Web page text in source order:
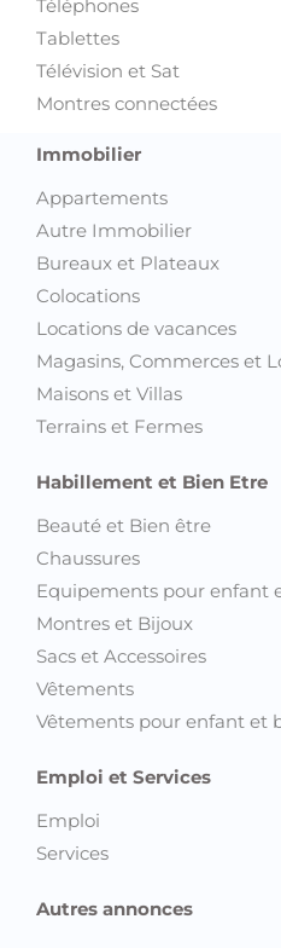
Téléphones
Tablettes
Télévision et Sat
Montres connectées
Immobilier
Appartements
Autre Immobilier
Bureaux et Plateaux
Colocations
Locations de vacances
Magasins, Commerces et
Maisons et Villas
Terrains et Fermes
Habillement et Bien Etre
Beauté et Bien être
Chaussures
Equipements pour enfant
Montres et Bijoux
Sacs et Accessoires
Vêtements
Vêtements pour enfant et
Emploi et Services
Emploi
Services
Autres annonces